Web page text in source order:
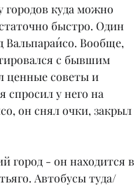
куда можно
быстро. Один
Вальпараи́со. Вообще,
с бывшим
ценные советы и
спросил у него на
он снял очки, закрыл
город - он находится в
Автобусы туда/